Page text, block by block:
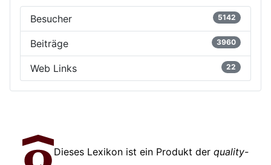
Besucher 5142
Beiträge 3960
Web Links 22
Dieses Lexikon ist ein Produkt der quality-